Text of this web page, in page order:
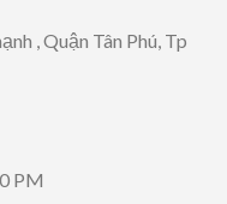
, Quận Tân Phú, Tp
PM